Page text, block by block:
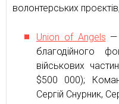
волонтерських
Union of Angels —
благодійного
військових
$500 000);
Сергій Снурник,